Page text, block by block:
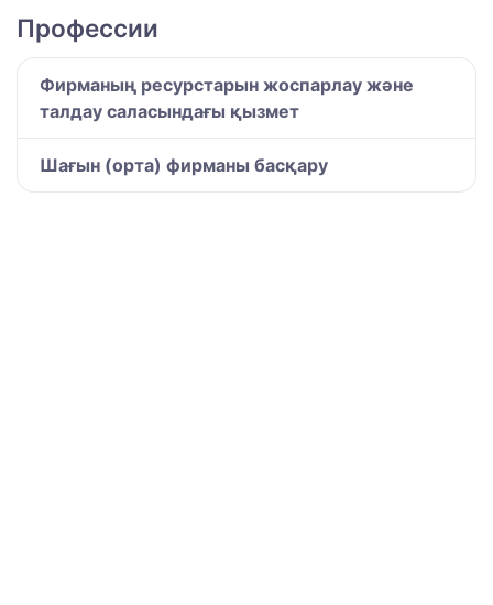
Профессии
Фирманың ресурстарын жоспарлау және
талдау саласындағы қызмет
Шағын (орта) фирманы басқару